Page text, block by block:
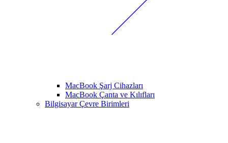
MacBook Şarj Cihazları
MacBook Çanta ve Kılıfları
Bilgisayar Çevre Birimleri